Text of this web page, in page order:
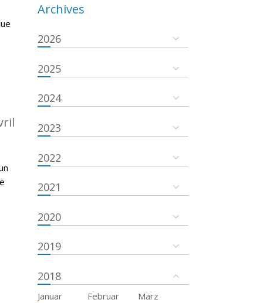
Archives
2026
2025
2024
2023
2022
2021
2020
2019
2018
Januar Februar
März